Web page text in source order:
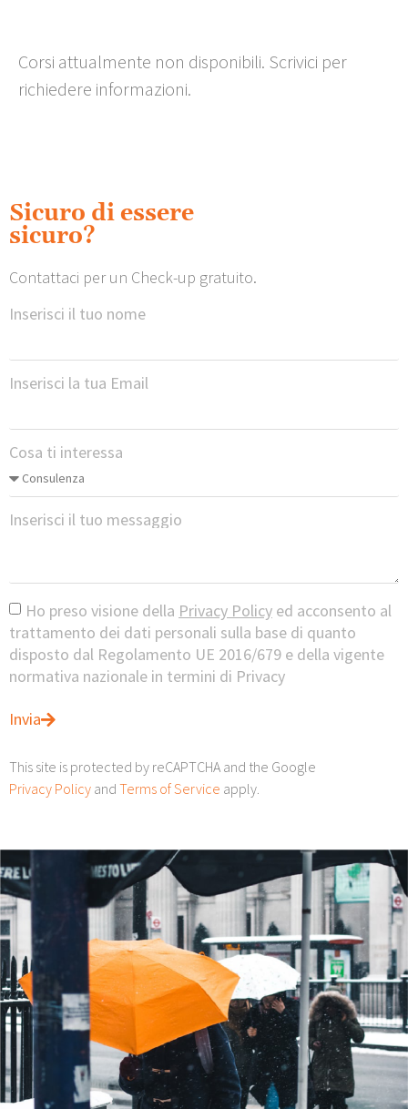
Corsi attualmente non disponibili. Scrivici per
richiedere informazioni.
Sicuro di essere
sicuro?
Contattaci per un Check-up gratuito.
Inserisci il tuo nome
Inserisci la tua Email
Cosa ti interessa
Inserisci il tuo messaggio
Ho preso visione della Privacy Policy ed acconsento al
trattamento dei dati personali sulla base di quanto
disposto dal Regolamento UE 2016/679 e della vigente
normativa nazionale in termini di Privacy
Invia
This site is protected by reCAPTCHA and the Google
Privacy Policy and Terms of Service apply.